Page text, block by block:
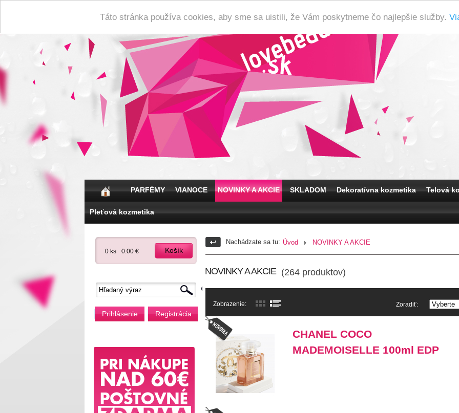
Táto stránka používa cookies, aby sme sa uistili, že Vám poskytneme čo najlepšie služby.
PARFÉMY VIANOCE NOVINKY A AKCIE SKLADOM Dekoratívna kozmetika Telová
Pleťová kozmetika
0 ks 0.00 € Košík
Prihlásenie Registrácia
Nachádzate sa tu: Úvod NOVINKY A AKCIE
NOVINKY A AKCIE(264 produktov)
Zobrazenie: Zoradiť:
CHANEL COCO
MADEMOISELLE 100ml EDP